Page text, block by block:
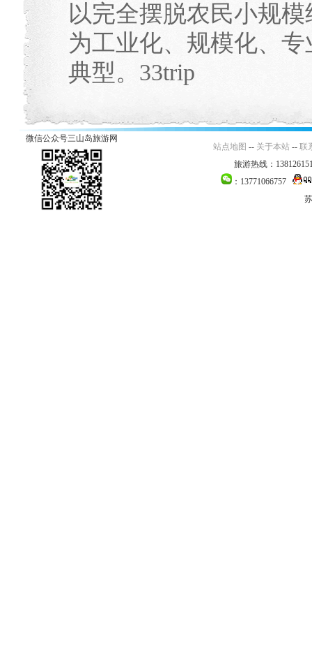
以完全摆脱农民小规
为工业化、规模化、
典型。33trip
微信公众号三山岛旅游网
站点地图 -- 关于本站 -- 联
旅游热线：
：13771066757